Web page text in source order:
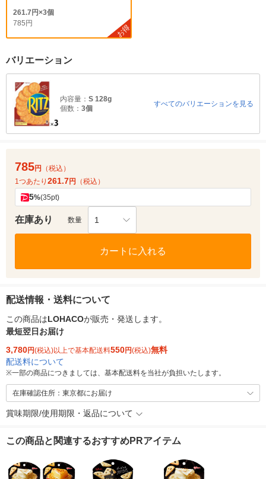
261.7円×3個
785円
お得
バリエーション
内容量： S 128g
個数： 3個
すべてのバリエーションを見る
785円
（税込）
1つあたり 261.7円 （税込）
5%(35pt)
在庫あり 数量 1
カートに入れる
配送情報・送料について
この商品はLOHACOが販売・発送します。
最短翌日お届け
3,780円(税込)以上で基本配送料550円(税込)無料
配送料について
※一部の商品につきましては、基本配送料を当社が負担いたします。
在庫確認住所：東京都にお届け
賞味期限/使用期限・返品について
この商品と関連するおすすめPRアイテム